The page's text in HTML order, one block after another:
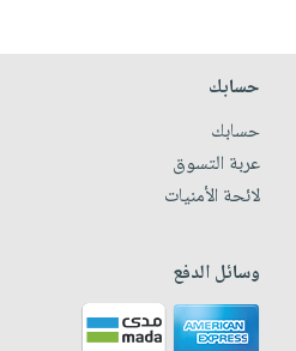
حسابك
حسابك
عربة التسوق
لائحة الأمنيات
وسائل الدفع